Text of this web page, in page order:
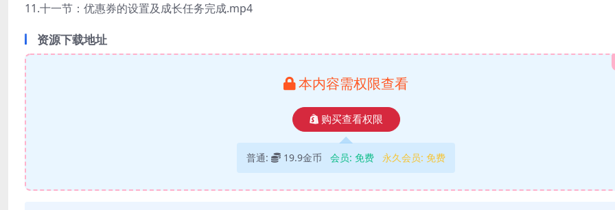
11.十一节：优惠券的设置及成长任务完成.mp4
资源下载地址
本内容需权限查看
购买查看权限
普通: 19.9金币 会员: 免费 永久会员: 免费